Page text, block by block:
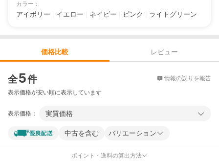
カラー ：
アイボリー イエロー ネイビー ピンク ライトグリーン
価格比較
レビュー
全5件 情報の誤りを報告
表示価格が安い順に表示しています
表示価格： 実質価格
中古を含む バリエーション
ポイント・送料の算出方法